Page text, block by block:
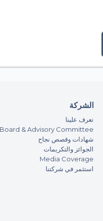
و الترويج و التقارير فقط
الواجب تقديمه من الطرف
جمع التبرعات و متطلبات البنك
الشركة
تعرف علينا
Board & Advisory Committee
شهادات وقصص نجاح
الجوائز والتكريمات
Media Coverage
استثمر في شركتنا